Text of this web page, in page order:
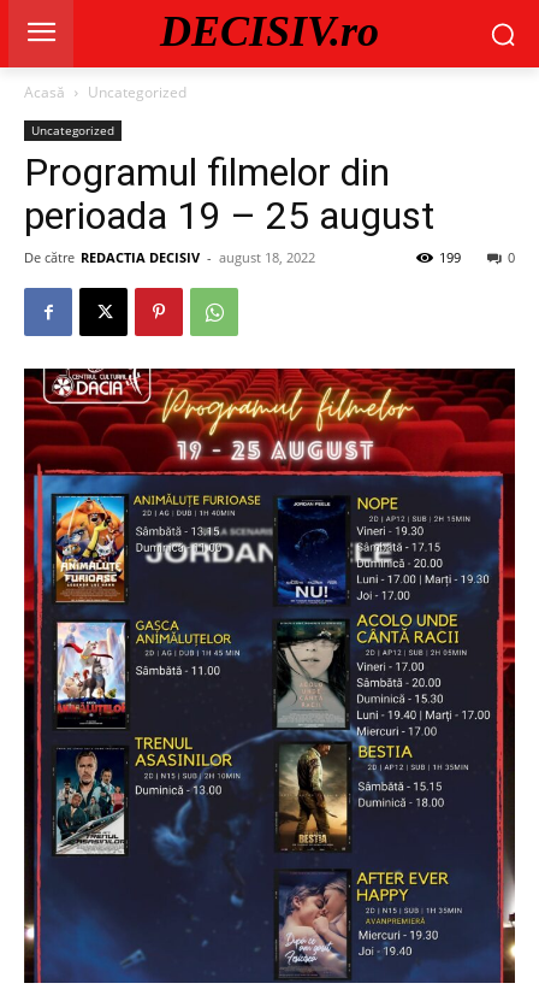
DECISIV.ro
Acasă Uncategorized
Uncategorized
Programul filmelor din
perioada 19 – 25 august
De către REDACTIA DECISIV - august 18, 2022 0
199